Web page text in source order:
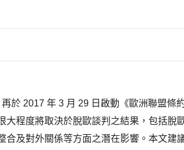
於 2017 年 3 月 29 日啟動《歐洲聯盟
程度將取決於脫歐談判之結果，包括
及對外關係等方面之潛在影響。本文建